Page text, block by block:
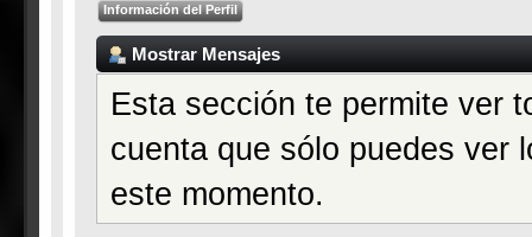
Información del Perfil
Mostrar Mensajes
Esta sección te permite ver
cuenta que sólo puedes ver
este momento.